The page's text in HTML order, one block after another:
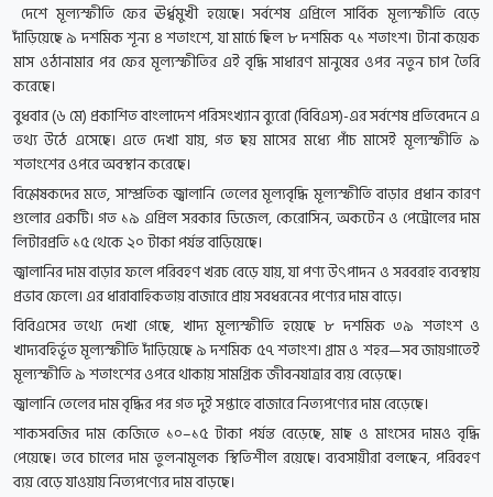
দেশে মূল্যস্ফীতি ফের ঊর্ধ্বমুখী হয়েছে। সর্বশেষ এপ্রিলে সার্বিক মূল্যস্ফীতি বেড়ে
দাঁড়িয়েছে ৯ দশমিক শূন্য ৪ শতাংশে, যা মার্চে ছিল ৮ দশমিক ৭১ শতাংশ। টানা কয়েক
মাস ওঠানামার পর ফের মূল্যস্ফীতির এই বৃদ্ধি সাধারণ মানুষের ওপর নতুন চাপ তৈরি
করেছে।
বুধবার (৬ ‌মে) প্রকাশিত বাংলাদেশ পরিসংখ্যান ব্যুরো (বিবিএস)-এর সর্বশেষ প্রতিবেদনে এ
তথ্য উঠে এসেছে। এতে দেখা যায়, গত ছয় মাসের মধ্যে পাঁচ মাসেই মূল্যস্ফীতি ৯
শতাংশের ওপরে অবস্থান করেছে।
বিশ্লেষকদের মতে, সাম্প্রতিক জ্বালানি তেলের মূল্যবৃদ্ধি মূল্যস্ফীতি বাড়ার প্রধান কারণ
গুলোর একটি। গত ১৯ এপ্রিল সরকার ডিজেল, কেরোসিন, অকটেন ও পেট্রোলের দাম
লিটারপ্রতি ১৫ থেকে ২০ টাকা পর্যন্ত বাড়িয়েছে।
জ্বালানির দাম বাড়ার ফলে পরিবহণ খরচ বেড়ে যায়, যা পণ্য উৎপাদন ও সরবরাহ ব্যবস্থায়
প্রভাব ফেলে। এর ধারাবাহিকতায় বাজারে প্রায় সবধরনের পণ্যের দাম বাড়ে।
বিবিএসের তথ্যে দেখা গেছে, খাদ্য মূল্যস্ফীতি হয়েছে ৮ দশমিক ৩৯ শতাংশ ও
খাদ্যবহির্ভূত মূল্যস্ফীতি দাঁড়িয়েছে ৯ দশমিক ৫৭ শতাংশ। গ্রাম ও শহর—সব জায়গাতেই
মূল্যস্ফীতি ৯ শতাংশের ওপরে থাকায় সামগ্রিক জীবনযাত্রার ব্যয় বেড়েছে।
জ্বালানি তেলের দাম বৃদ্ধির পর গত দুই সপ্তাহে বাজারে নিত্যপণ্যের দাম বেড়েছে।
শাকসবজির দাম কেজিতে ১০–১৫ টাকা পর্যন্ত বেড়েছে, মাছ ও মাংসের দামও বৃদ্ধি
পেয়েছে। তবে চালের দাম তুলনামূলক স্থিতিশীল রয়েছে। ব্যবসায়ীরা বলছেন, পরিবহণ
ব্যয় বেড়ে যাওয়ায় নিত্যপণ্যের দাম বাড়ছে।